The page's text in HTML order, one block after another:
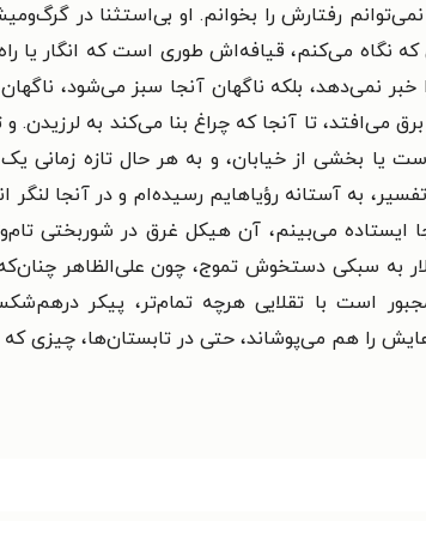
رفتارش را بخوانم. او بی‌استثنا در
نگاه می‌کنم، قیافه‌اش طوری است که انگار یا
نمی‌دهد، بلکه ناگهان آنجا سبز می‌شود،
می‌افتد، تا آنجا که چراغ بنا می‌کند به
یا بخشی از خیابان، و به هر حال تازه
به آستانه رؤیاهایم رسیده‌ام و در آنجا
ایستاده می‌بینم، آن هیکل غرق در شوربختی
به سبکی دستخوش تموج، چون علی‌الظاهر چنان‌که
است با تقلایی هرچه تمام‌تر، پیکر
را هم می‌پوشاند، حتی در تابستان‌ها، چیزی که